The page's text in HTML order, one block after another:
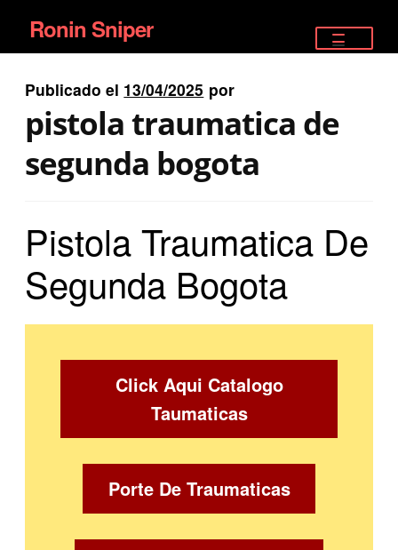
Ir
a
la
navegación
Ir
al
contenido
Ronin Sniper
EQUIPAMIENTO ÉLITE
SATELITALES
Publicado el 13/04/2025 por
pistola traumatica de
segunda bogota
Pistola Traumatica De
Segunda Bogota
Click Aqui Catalogo
Taumaticas
Porte De Traumaticas